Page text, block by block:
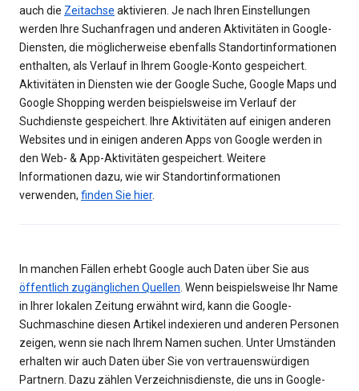
auch die Zeitachse aktivieren. Je nach Ihren Einstellungen
werden Ihre Suchanfragen und anderen Aktivitäten in Google-
Diensten, die möglicherweise ebenfalls Standortinformationen
enthalten, als Verlauf in Ihrem Google-Konto gespeichert.
Aktivitäten in Diensten wie der Google Suche, Google Maps und
Google Shopping werden beispielsweise im Verlauf der
Suchdienste gespeichert. Ihre Aktivitäten auf einigen anderen
Websites und in einigen anderen Apps von Google werden in
den Web- & App-Aktivitäten gespeichert. Weitere
Informationen dazu, wie wir Standortinformationen
verwenden, finden Sie hier.
In manchen Fällen erhebt Google auch Daten über Sie aus
öffentlich zugänglichen Quellen . Wenn beispielsweise Ihr Name
in Ihrer lokalen Zeitung erwähnt wird, kann die Google-
Suchmaschine diesen Artikel indexieren und anderen Personen
zeigen, wenn sie nach Ihrem Namen suchen. Unter Umständen
erhalten wir auch Daten über Sie von vertrauenswürdigen
Partnern. Dazu zählen Verzeichnisdienste, die uns in Google-